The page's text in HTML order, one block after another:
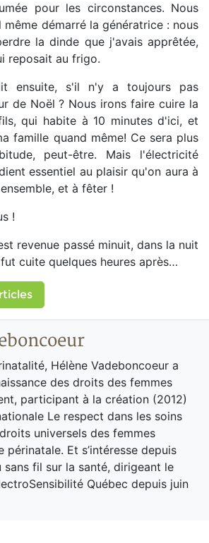
pour les circonstances. Nous
même démarré la génératrice : nous
la dinde que j'avais apprêtée,
reposait au frigo.
ensuite, s'il n'y a toujours pas
de Noël ? Nous irons faire cuire la
qui habite à 10 minutes d'ici, et
famille quand même! Ce sera plus
peut-être. Mais l'électricité
essentiel au plaisir qu'on aura à
et à fêter !
!
revenue passé minuit, dans la nuit
cuite quelques heures après…
Hélène Vadeboncoeur a
des droits des femmes
participant à la création (2012)
Le respect dans les soins
universels des femmes
périnatale. Et s’intéresse depuis
sans fil sur la santé, dirigeant le
Québec depuis juin